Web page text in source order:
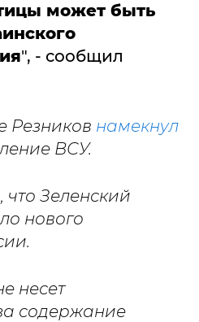
может быть
", - сообщил
Резников намекнул
ВСУ.
Зеленский
нового
несет
содержание